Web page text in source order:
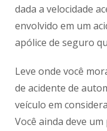
dada a velocidade
envolvido em um
apólice de seguro
Leve onde você
de acidente de
veículo em
Você ainda deve